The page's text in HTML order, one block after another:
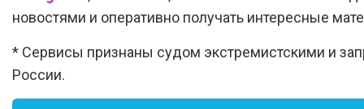
новостями и оперативно получать интересные
* Сервисы признаны судом экстремистскими и
России.